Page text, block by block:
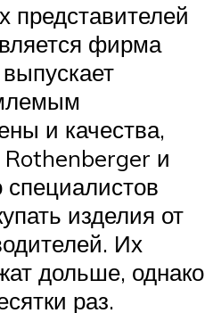
фирма
и качества,
и
изделия от
Их
дольше, однако
раз.